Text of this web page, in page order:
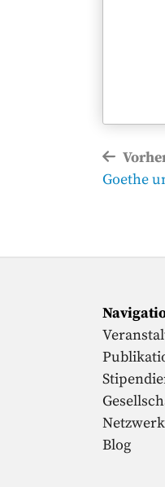
Goethe
Netzwerk
Blog